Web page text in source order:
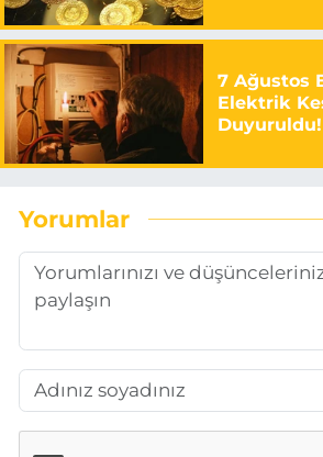
7 Ağustos
Elektrik
Duyuruldu!
Yorumlar